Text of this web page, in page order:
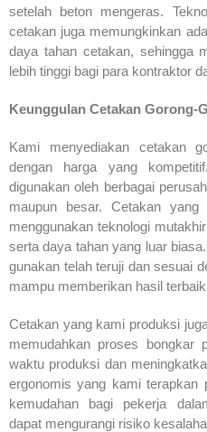
setelah beton mengeras.
cetakan juga memungkinkan
daya tahan cetakan, sehingga
lebih tinggi bagi para kontraktor
Keunggulan Cetakan Gorong-
Kami menyediakan cetakan
dengan harga yang
digunakan oleh berbagai
maupun besar. Cetakan
menggunakan teknologi
serta daya tahan yang luar
gunakan telah teruji dan sesuai
mampu memberikan hasil
Cetakan yang kami produksi
memudahkan proses bongkar
waktu produksi dan
ergonomis yang kami terapkan
kemudahan bagi pekerja
dapat mengurangi risiko